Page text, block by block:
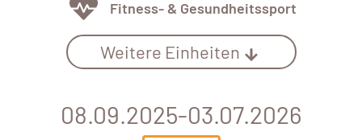
Fitness- & Gesundheitssport
Weitere Einheiten
08.09.2025-03.07.2026